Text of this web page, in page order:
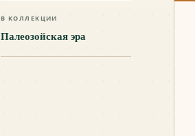
В КОЛЛЕКЦИИ
Палеозойская эра